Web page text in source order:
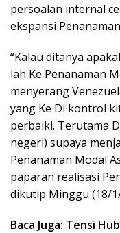
persoalan internal
ekspansi
“Kalau ditanya
lah Ke Penanaman
menyerang
yang Ke Di kontrol
perbaiki. Terutama
negeri) supaya
Penanaman Modal
paparan realisasi
dikutip Minggu (18/
Baca Juga: Tensi